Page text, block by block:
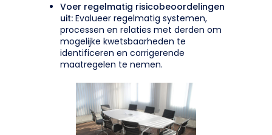
Voer regelmatig risicobeoordelingen
uit: Evalueer regelmatig systemen,
processen en relaties met derden om
mogelijke kwetsbaarheden te
identificeren en corrigerende
maatregelen te nemen.